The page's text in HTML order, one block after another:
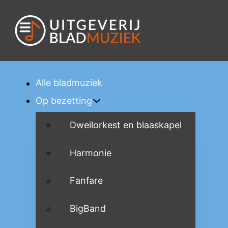
Alle bladmuziek
Op bezetting
Dweilorkest en blaaskapel
Harmonie
Fanfare
BigBand